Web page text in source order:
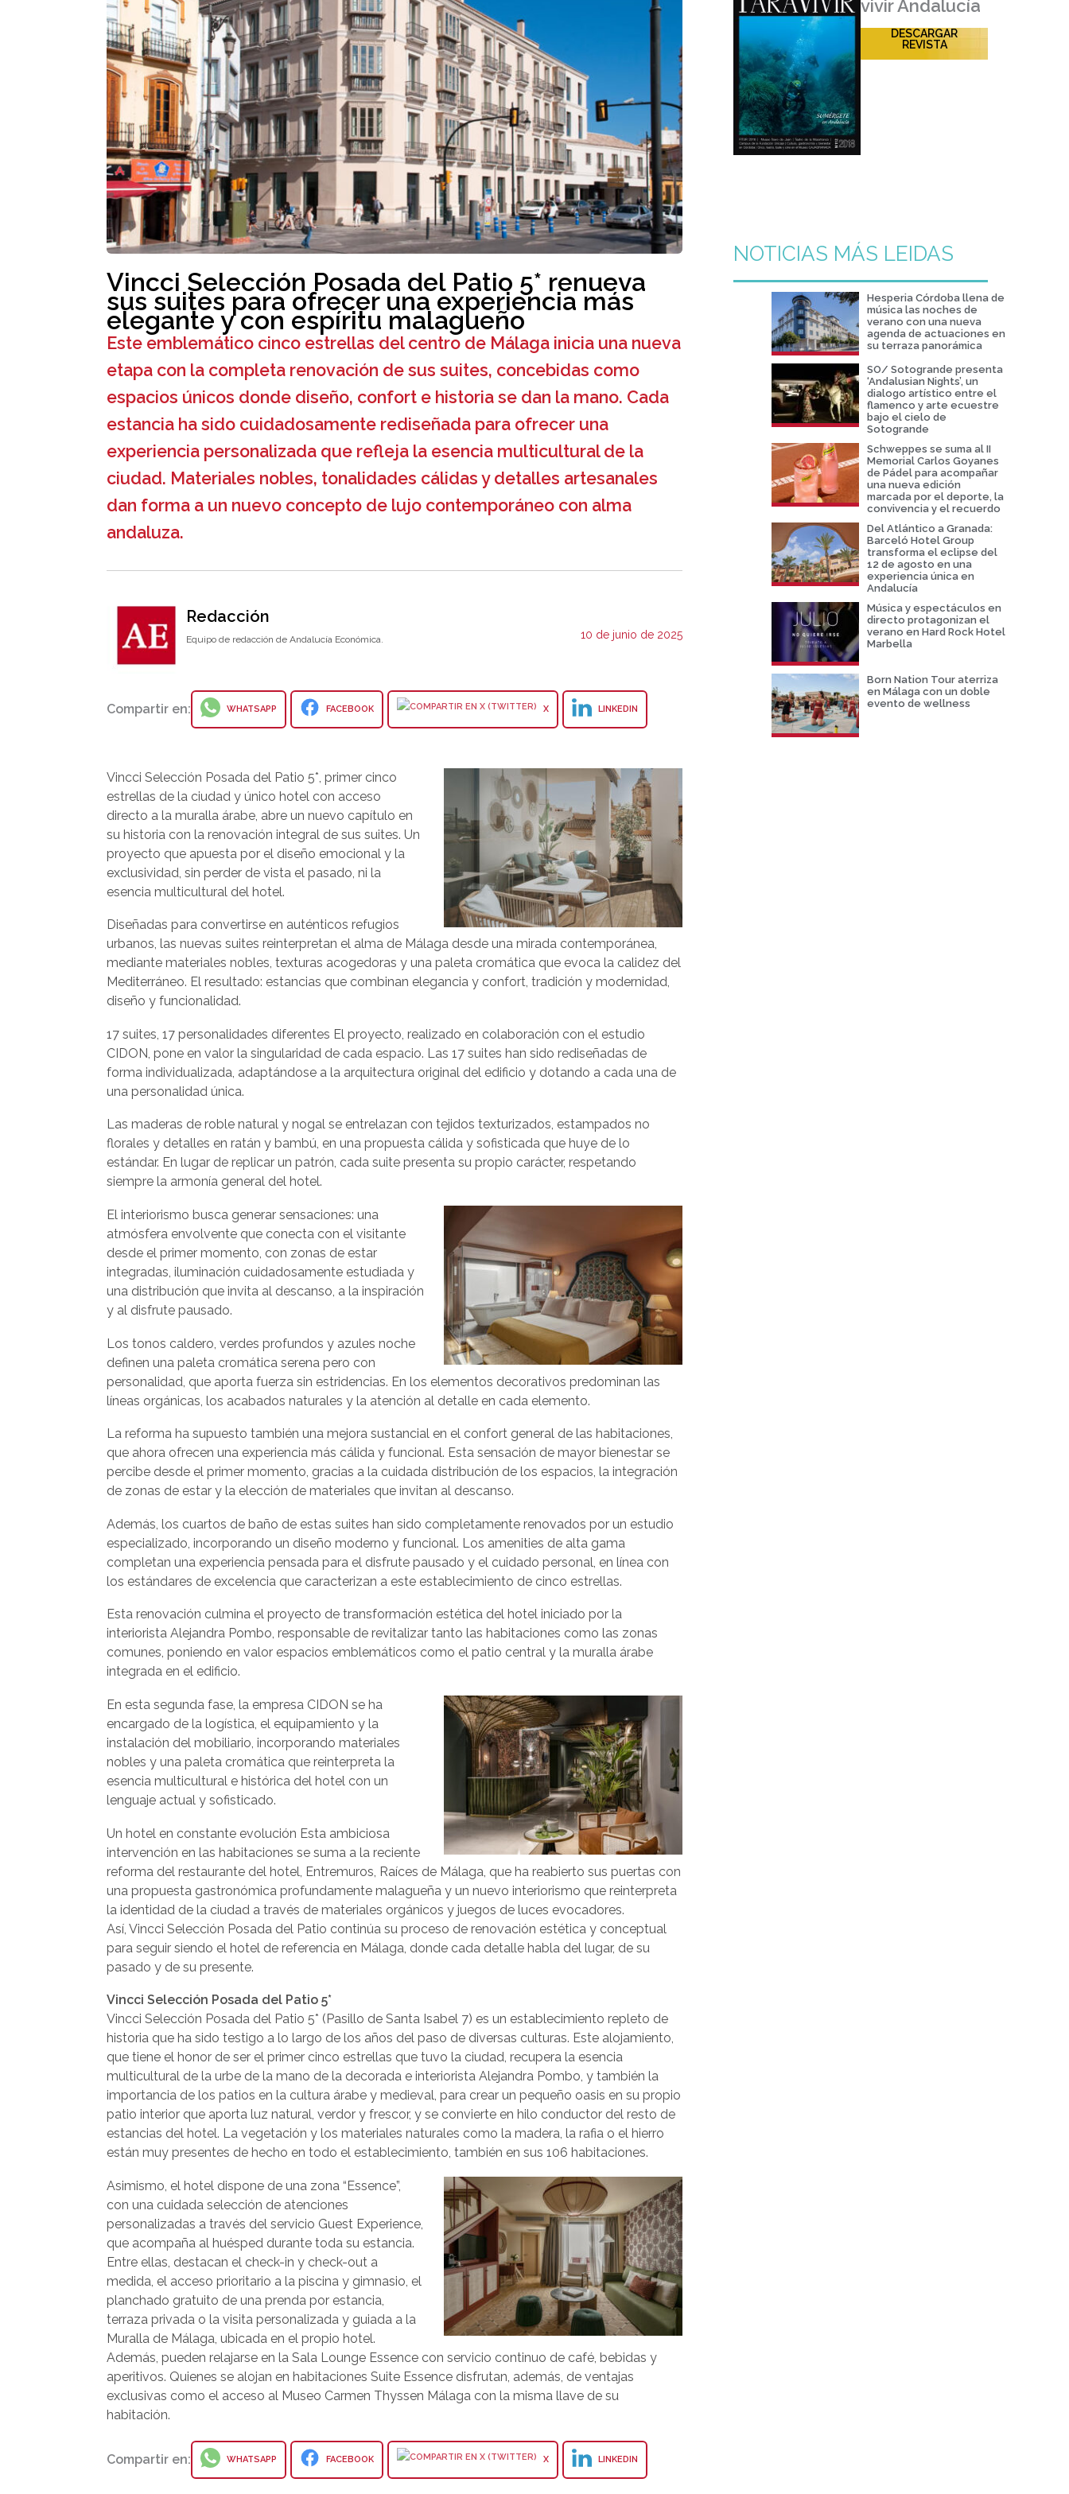
Vincci Selección Posada del Patio 5* renueva
sus suites para ofrecer una experiencia más
elegante y con espíritu malagueño
Este emblemático cinco estrellas del centro de Málaga inicia una nueva
etapa con la completa renovación de sus suites, concebidas como
espacios únicos donde diseño, confort e historia se dan la mano. Cada
estancia ha sido cuidadosamente rediseñada para ofrecer una
experiencia personalizada que refleja la esencia multicultural de la
ciudad. Materiales nobles, tonalidades cálidas y detalles artesanales
dan forma a un nuevo concepto de lujo contemporáneo con alma
andaluza.
Redacción
Equipo de redacción de Andalucía Económica. 10 de junio de 2025
Compartir en: WHATSAPP FACEBOOK X LINKEDIN
Vincci Selección Posada del Patio 5*, primer cinco
estrellas de la ciudad y único hotel con acceso
directo a la muralla árabe, abre un nuevo capítulo en
su historia con la renovación integral de sus suites. Un
proyecto que apuesta por el diseño emocional y la
exclusividad, sin perder de vista el pasado, ni la
esencia multicultural del hotel.
Diseñadas para convertirse en auténticos refugios
urbanos, las nuevas suites reinterpretan el alma de Málaga desde una mirada contemporánea,
mediante materiales nobles, texturas acogedoras y una paleta cromática que evoca la calidez del
Mediterráneo. El resultado: estancias que combinan elegancia y confort, tradición y modernidad,
diseño y funcionalidad.
17 suites, 17 personalidades diferentes El proyecto, realizado en colaboración con el estudio
CIDON, pone en valor la singularidad de cada espacio. Las 17 suites han sido rediseñadas de
forma individualizada, adaptándose a la arquitectura original del edificio y dotando a cada una de
una personalidad única.
Las maderas de roble natural y nogal se entrelazan con tejidos texturizados, estampados no
florales y detalles en ratán y bambú, en una propuesta cálida y sofisticada que huye de lo
estándar. En lugar de replicar un patrón, cada suite presenta su propio carácter, respetando
siempre la armonía general del hotel.
El interiorismo busca generar sensaciones: una
atmósfera envolvente que conecta con el visitante
desde el primer momento, con zonas de estar
integradas, iluminación cuidadosamente estudiada y
una distribución que invita al descanso, a la inspiración
y al disfrute pausado.
Los tonos caldero, verdes profundos y azules noche
definen una paleta cromática serena pero con
personalidad, que aporta fuerza sin estridencias. En los elementos decorativos predominan las
líneas orgánicas, los acabados naturales y la atención al detalle en cada elemento.
La reforma ha supuesto también una mejora sustancial en el confort general de las habitaciones,
que ahora ofrecen una experiencia más cálida y funcional. Esta sensación de mayor bienestar se
percibe desde el primer momento, gracias a la cuidada distribución de los espacios, la integración
de zonas de estar y la elección de materiales que invitan al descanso.
Además, los cuartos de baño de estas suites han sido completamente renovados por un estudio
especializado, incorporando un diseño moderno y funcional. Los amenities de alta gama
completan una experiencia pensada para el disfrute pausado y el cuidado personal, en línea con
los estándares de excelencia que caracterizan a este establecimiento de cinco estrellas.
Esta renovación culmina el proyecto de transformación estética del hotel iniciado por la
interiorista Alejandra Pombo, responsable de revitalizar tanto las habitaciones como las zonas
comunes, poniendo en valor espacios emblemáticos como el patio central y la muralla árabe
integrada en el edificio.
En esta segunda fase, la empresa CIDON se ha
encargado de la logística, el equipamiento y la
instalación del mobiliario, incorporando materiales
nobles y una paleta cromática que reinterpreta la
esencia multicultural e histórica del hotel con un
lenguaje actual y sofisticado.
Un hotel en constante evolución Esta ambiciosa
intervención en las habitaciones se suma a la reciente
reforma del restaurante del hotel, Entremuros, Raíces de Málaga, que ha reabierto sus puertas con
una propuesta gastronómica profundamente malagueña y un nuevo interiorismo que reinterpreta
la identidad de la ciudad a través de materiales orgánicos y juegos de luces evocadores.
Así, Vincci Selección Posada del Patio continúa su proceso de renovación estética y conceptual
para seguir siendo el hotel de referencia en Málaga, donde cada detalle habla del lugar, de su
pasado y de su presente.
Vincci Selección Posada del Patio 5*
Vincci Selección Posada del Patio 5* (Pasillo de Santa Isabel 7) es un establecimiento repleto de
historia que ha sido testigo a lo largo de los años del paso de diversas culturas. Este alojamiento,
que tiene el honor de ser el primer cinco estrellas que tuvo la ciudad, recupera la esencia
multicultural de la urbe de la mano de la decorada e interiorista Alejandra Pombo, y también la
importancia de los patios en la cultura árabe y medieval, para crear un pequeño oasis en su propio
patio interior que aporta luz natural, verdor y frescor, y se convierte en hilo conductor del resto de
estancias del hotel. La vegetación y los materiales naturales como la madera, la rafia o el hierro
están muy presentes de hecho en todo el establecimiento, también en sus 106 habitaciones.
Asimismo, el hotel dispone de una zona “Essence”,
con una cuidada selección de atenciones
personalizadas a través del servicio Guest Experience,
que acompaña al huésped durante toda su estancia.
Entre ellas, destacan el check-in y check-out a
medida, el acceso prioritario a la piscina y gimnasio, el
planchado gratuito de una prenda por estancia,
terraza privada o la visita personalizada y guiada a la
Muralla de Málaga, ubicada en el propio hotel.
Además, pueden relajarse en la Sala Lounge Essence con servicio continuo de café, bebidas y
aperitivos. Quienes se alojan en habitaciones Suite Essence disfrutan, además, de ventajas
exclusivas como el acceso al Museo Carmen Thyssen Málaga con la misma llave de su
habitación.
Compartir en: WHATSAPP FACEBOOK X LINKEDIN
vivir Andalucía
DESCARGAR
REVISTA
NOTICIAS MÁS LEIDAS
Hesperia Córdoba llena de
música las noches de
verano con una nueva
agenda de actuaciones en
su terraza panorámica
SO/ Sotogrande presenta
‘Andalusian Nights’, un
dialogo artístico entre el
flamenco y arte ecuestre
bajo el cielo de
Sotogrande
Schweppes se suma al II
Memorial Carlos Goyanes
de Pádel para acompañar
una nueva edición
marcada por el deporte, la
convivencia y el recuerdo
Del Atlántico a Granada:
Barceló Hotel Group
transforma el eclipse del
12 de agosto en una
experiencia única en
Andalucía
Música y espectáculos en
directo protagonizan el
verano en Hard Rock Hotel
Marbella
Born Nation Tour aterriza
en Málaga con un doble
evento de wellness